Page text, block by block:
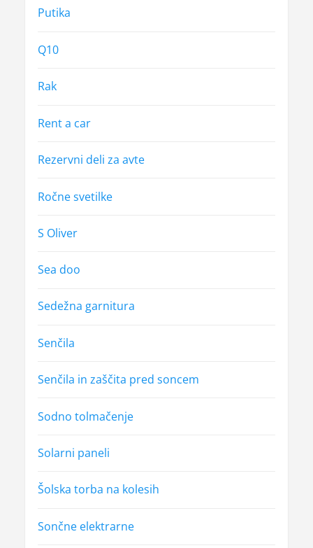
Putika
Q10
Rak
Rent a car
Rezervni deli za avte
Ročne svetilke
S Oliver
Sea doo
Sedežna garnitura
Senčila
Senčila in zaščita pred soncem
Sodno tolmačenje
Solarni paneli
Šolska torba na kolesih
Sončne elektrarne